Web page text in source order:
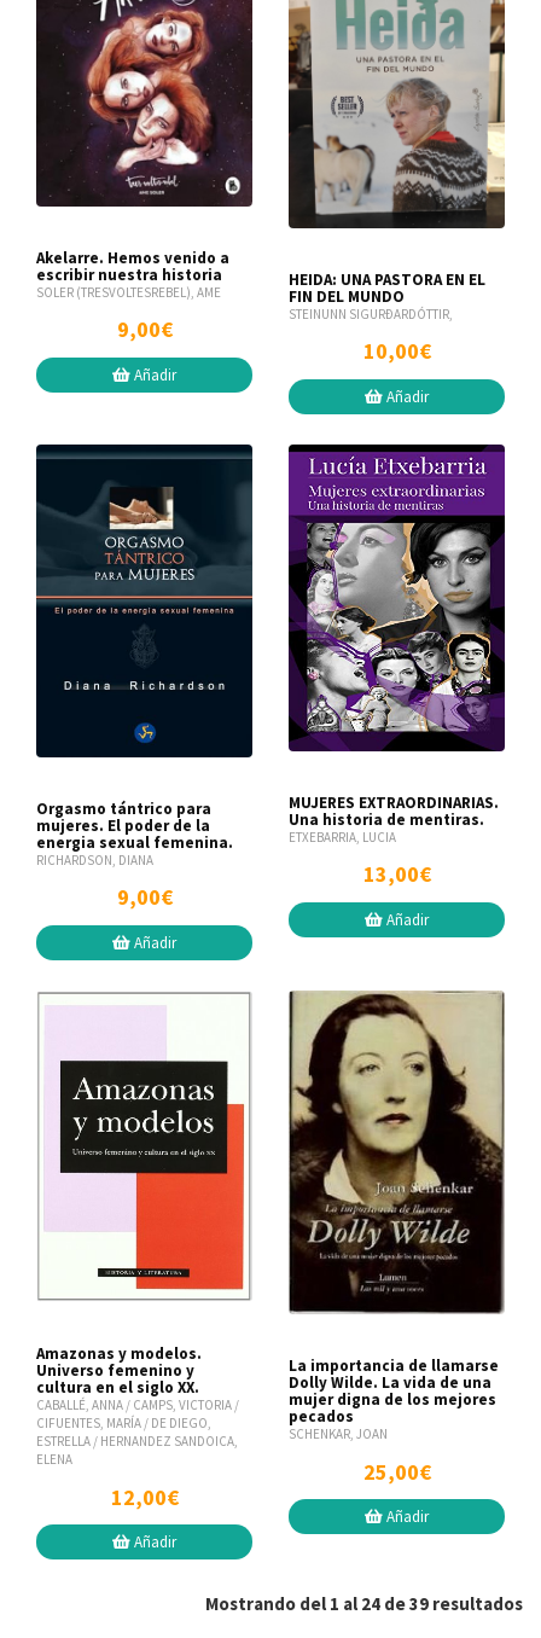
Akelarre. Hemos venido a
escribir nuestra historia
SOLER (TRESVOLTESREBEL), AME
9,00€
Añadir
HEIDA: UNA PASTORA EN EL
FIN DEL MUNDO
STEINUNN SIGURÐARDÓTTIR,
10,00€
Añadir
Orgasmo tántrico para
mujeres. El poder de la
energia sexual femenina.
RICHARDSON, DIANA
9,00€
Añadir
MUJERES EXTRAORDINARIAS.
Una historia de mentiras.
ETXEBARRIA, LUCIA
13,00€
Añadir
Amazonas y modelos.
Universo femenino y
cultura en el siglo XX.
CABALLÉ, ANNA / CAMPS, VICTORIA /
CIFUENTES, MARÍA / DE DIEGO,
ESTRELLA / HERNANDEZ SANDOICA,
ELENA
12,00€
Añadir
La importancia de llamarse
Dolly Wilde. La vida de una
mujer digna de los mejores
pecados
SCHENKAR, JOAN
25,00€
Añadir
Mostrando del 1 al 24 de 39 resultados